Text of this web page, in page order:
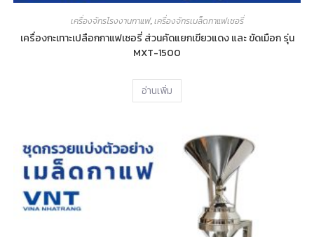
เครื่องจักรโรงงานกาแฟ,เครื่องจักรเมล็ดกาแฟเชอรี่
เครื่องกะเทาะเปลือกกาแฟเชอรี่ ส่วนคัดแยกเขียวแดง และ ขัดเมือก รุ่น
MXT-1500
อ่านเพิ่ม